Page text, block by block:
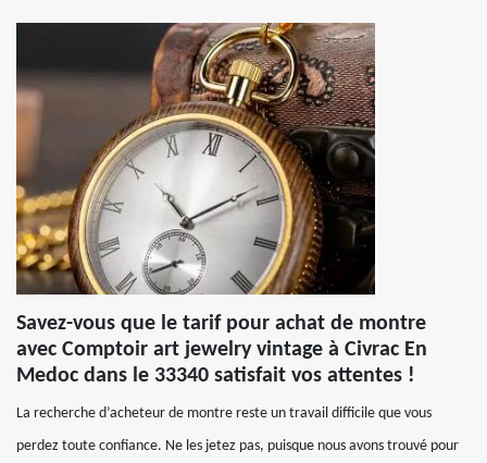
Savez-vous que le tarif pour achat de montre
avec Comptoir art jewelry vintage à Civrac En
Medoc dans le 33340 satisfait vos attentes !
La recherche d’acheteur de montre reste un travail difficile que vous
perdez toute confiance. Ne les jetez pas, puisque nous avons trouvé pour